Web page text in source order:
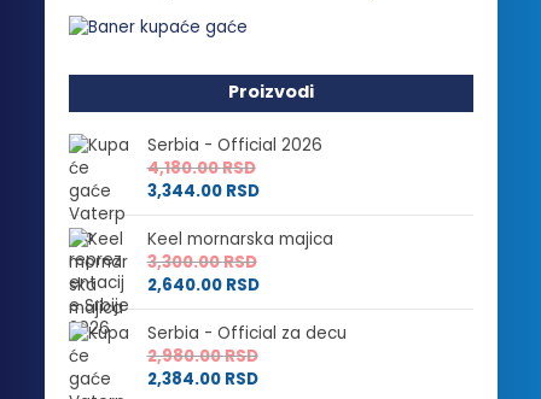
Proizvodi
Serbia - Official 2026
4,180.00RSD
3,344.00 RSD
Keel mornarska majica
3,300.00RSD
2,640.00 RSD
Serbia - Official za decu
2,980.00RSD
2,384.00 RSD